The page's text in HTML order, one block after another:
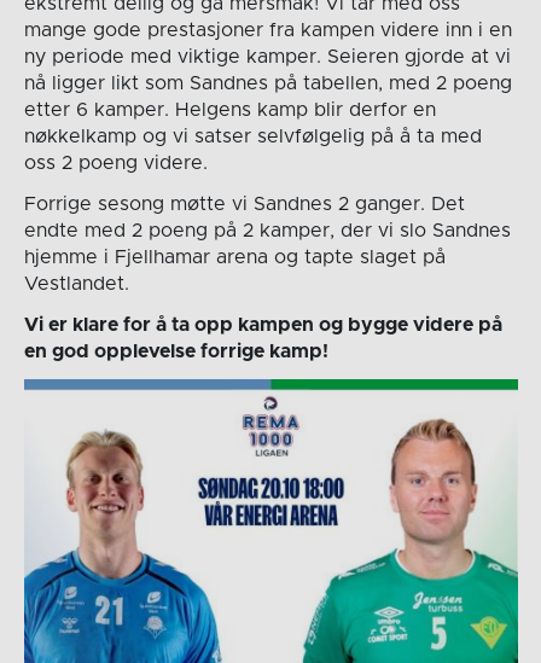
mange gode prestasjoner fra kampen videre inn i en
ny periode med viktige kamper. Seieren gjorde at vi
nå ligger likt som Sandnes på tabellen, med 2 poeng
etter 6 kamper. Helgens kamp blir derfor en
nøkkelkamp og vi satser selvfølgelig på å ta med
oss 2 poeng videre.
Forrige sesong møtte vi Sandnes 2 ganger. Det
endte med 2 poeng på 2 kamper, der vi slo Sandnes
hjemme i Fjellhamar arena og tapte slaget på
Vestlandet.
Vi er klare for å ta opp kampen og bygge videre på
en god opplevelse forrige kamp!